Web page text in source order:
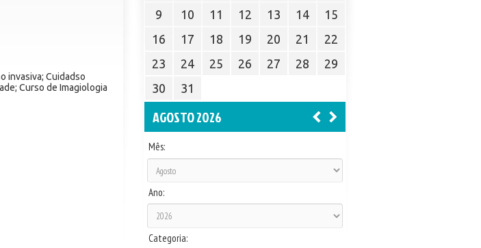
invasiva; Cuidadso
Curso de Imagiologia
9
10 11 12 13 14
15
16
17 18 19 20 21
22
23
24 25 26 27 28
29
30
31
AGOSTO 2026
Mês:
Ano:
Categoria: